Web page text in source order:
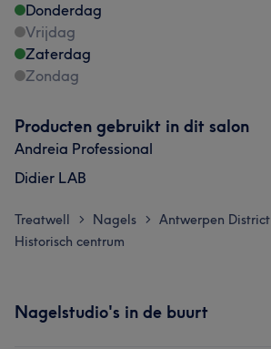
Donderdag
Vrijdag
Zaterdag
Zondag
Producten gebruikt in dit salon
Andreia Professional
Didier LAB
Treatwell > Nagels > Antwerpen District
Historisch centrum
Nagelstudio's in de buurt